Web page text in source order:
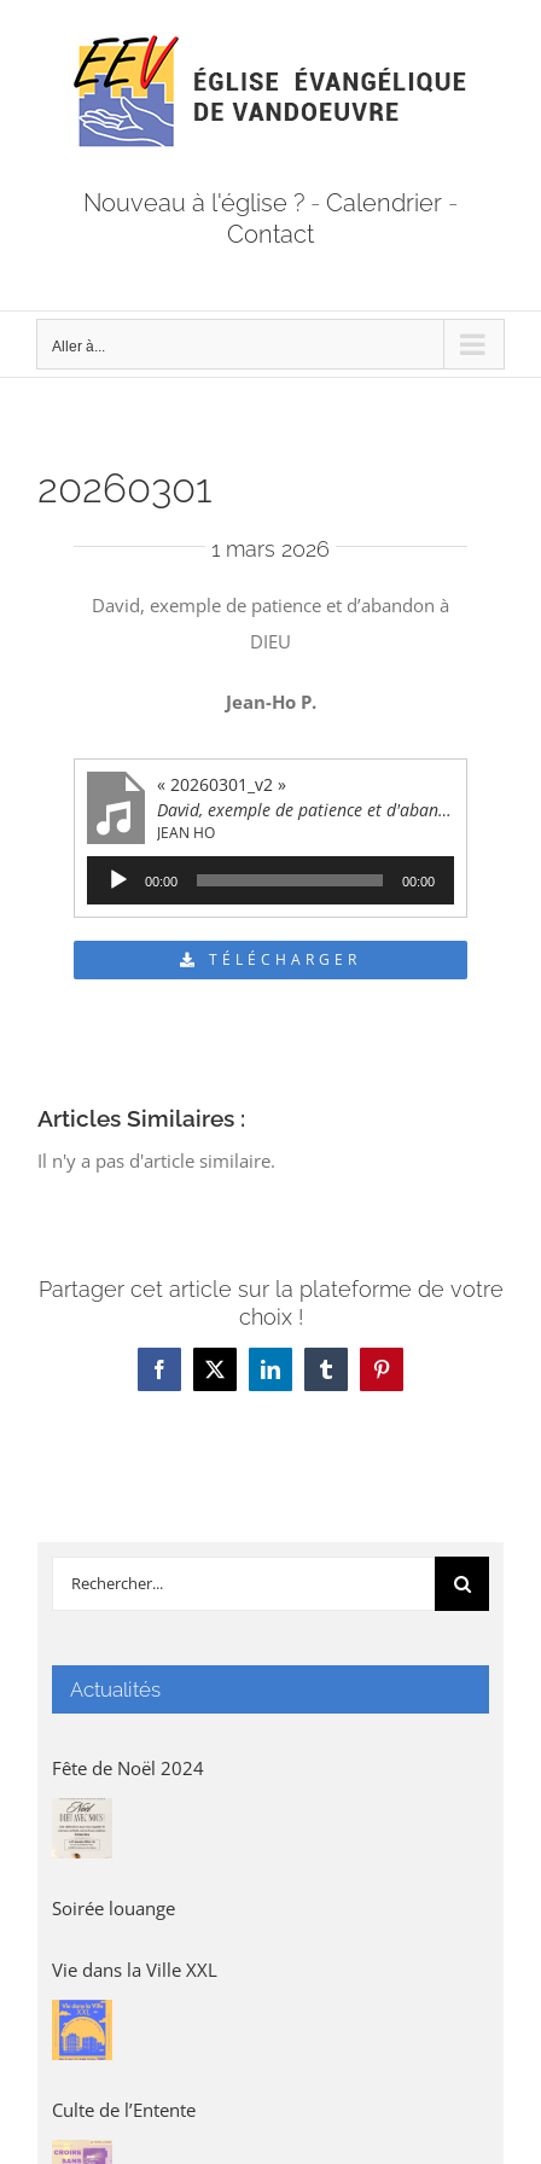
Nouveau à l'église ? - Calendrier -
Contact
Aller à...
20260301
1 mars 2026
David, exemple de patience et d’abandon à
DIEU
Jean-Ho P.
« 20260301_v2 »
David, exemple de patience et d'abandon à DIEU
JEAN HO
Lecteur
audio
00:00 00:00
TÉLÉCHARGER
Articles Similaires :
Il n'y a pas d'article similaire.
Partager cet article sur la plateforme de votre
choix !
Facebook
X LinkedInTumblrPinterest
Rechercher:
Actualités
Fête de Noël 2024
Soirée louange
Vie dans la Ville XXL
Culte de l’Entente